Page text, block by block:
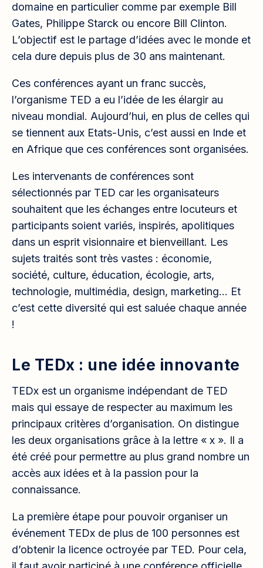
domaine en particulier comme par exemple Bill
Gates, Philippe Starck ou encore Bill Clinton.
L’objectif est le partage d’idées avec le monde et
cela dure depuis plus de 30 ans maintenant.
Ces conférences ayant un franc succès,
l’organisme TED a eu l’idée de les élargir au
niveau mondial. Aujourd’hui, en plus de celles qui
se tiennent aux Etats-Unis, c’est aussi en Inde et
en Afrique que ces conférences sont organisées.
Les intervenants de conférences sont
sélectionnés par TED car les organisateurs
souhaitent que les échanges entre locuteurs et
participants soient variés, inspirés, apolitiques
dans un esprit visionnaire et bienveillant. Les
sujets traités sont très vastes : économie,
société, culture, éducation, écologie, arts,
technologie, multimédia, design, marketing… Et
c’est cette diversité qui est saluée chaque année
!
Le TEDx : une idée innovante
TEDx est un organisme indépendant de TED
mais qui essaye de respecter au maximum les
principaux critères d’organisation. On distingue
les deux organisations grâce à la lettre « x ». Il a
été créé pour permettre au plus grand nombre un
accès aux idées et à la passion pour la
connaissance.
La première étape pour pouvoir organiser un
événement TEDx de plus de 100 personnes est
d’obtenir la licence octroyée par TED. Pour cela,